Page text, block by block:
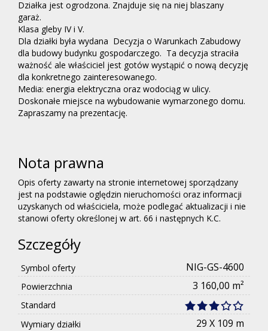
Działka jest ogrodzona. Znajduje się na niej blaszany
garaż.
Klasa gleby IV i V.
Dla działki była wydana Decyzja o Warunkach Zabudowy
dla budowy budynku gospodarczego. Ta decyzja straciła
ważność ale właściciel jest gotów wystąpić o nową decyzję
dla konkretnego zainteresowanego.
Media: energia elektryczna oraz wodociąg w ulicy.
Doskonałe miejsce na wybudowanie wymarzonego domu.
Zapraszamy na prezentację.
Nota prawna
Opis oferty zawarty na stronie internetowej sporządzany
jest na podstawie oględzin nieruchomości oraz informacji
uzyskanych od właściciela, może podlegać aktualizacji i nie
stanowi oferty określonej w art. 66 i następnych K.C.
Szczegóły
Symbol oferty NIG-GS-4600
Powierzchnia 3 160,00 m²
Standard
Wymiary działki
29 X 109 m